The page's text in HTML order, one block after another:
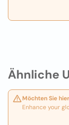
Ähnliche
Möchten Sie
Enhance your